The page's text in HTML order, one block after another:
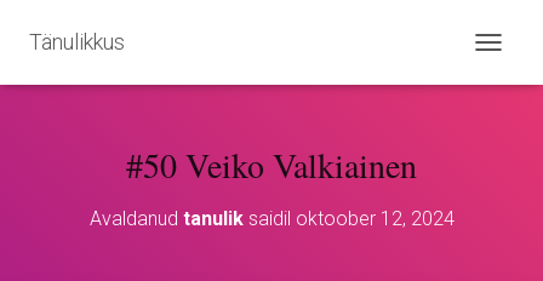
Tänulikkus
Ü
#50 Veiko Valkiainen
Avaldanud tanuliksaidil oktoober 12, 2024